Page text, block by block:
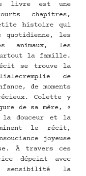
livre est une
chapitres,
histoire qui
quotidienne, les
animaux, les
la famille.
se trouve la
de
de moments
Colette y
de sa mère, «
douceur et la
le récit,
joyeuse
À travers ces
dépeint avec
sensibilité la